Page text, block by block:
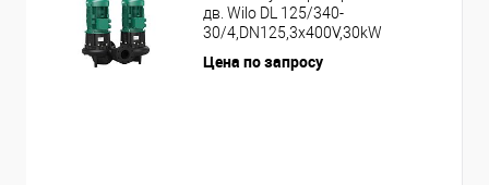
дв. Wilo DL 125/340-
30/4,DN125,3x400V,30kW
Цена по запросу